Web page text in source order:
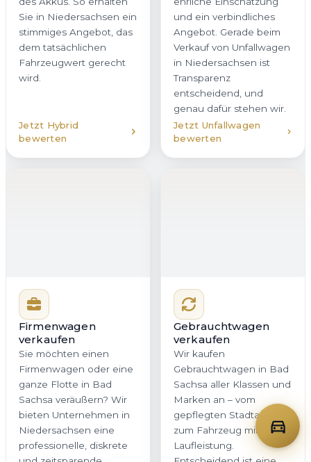
bewerten
bewerten
Firmenwagen
Lösung. Mit klarer
Dokumentation,
schneller
Kommunikation und
planbarer Abholung
bleibt Ihr Betriebsablauf
zuverlässig im Takt.
Jetzt Firmenwagen
Gebrauchtwagen
faire und
nachvollziehbare
Bewertung. Genau das
erhalten Sie bei
Autoankauf Meister für
Bad Sachsa und ganz
Niedersachsen – ohne
versteckte
Nachverhandlungen.
Jetzt Gebrauchtwagen